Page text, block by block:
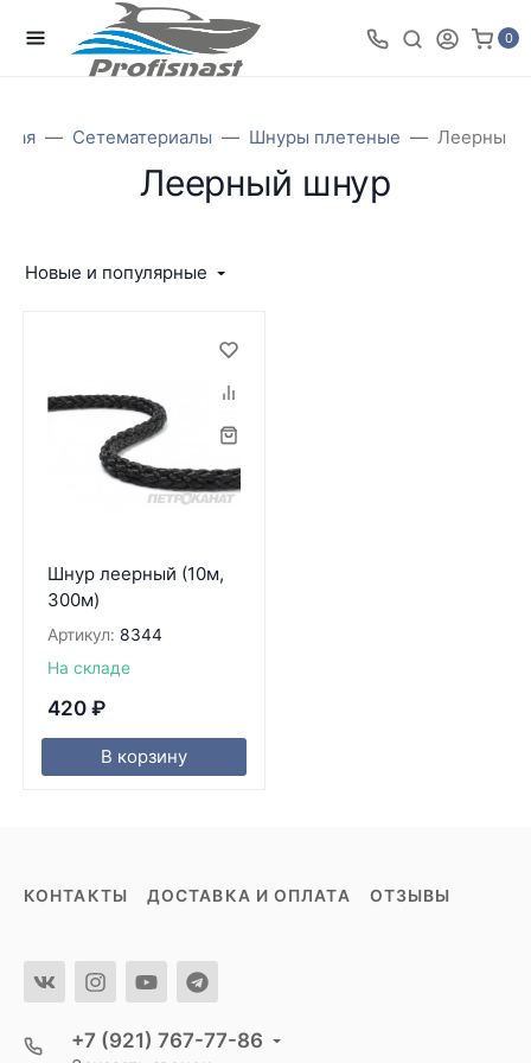
0
Сетематериалы Шнуры плетеные Леерный
Леерный шнур
Новые и популярные
Шнур леерный (10м,
300м)
Артикул: 8344
На складе
420 ₽
В корзину
КОНТАКТЫ ДОСТАВКА И ОПЛАТА ОТЗЫВЫ
+7 (921) 767-77-86